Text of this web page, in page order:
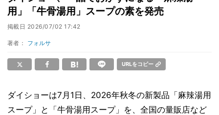
用」「牛骨湯用」スープの素を発売
掲載日 2026/07/02 17:42
著者： フォルサ
URLをコピー
ダイショーは7月1日、2026年秋冬の新製品「麻辣湯用
スープ」と「牛骨湯用スープ」を、全国の量販店など